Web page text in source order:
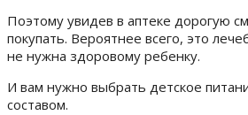
Поэтому увидев в аптеке дорогую
покупать. Вероятнее всего, это
не нужна здоровому ребенку.
И вам нужно выбрать детское
составом.